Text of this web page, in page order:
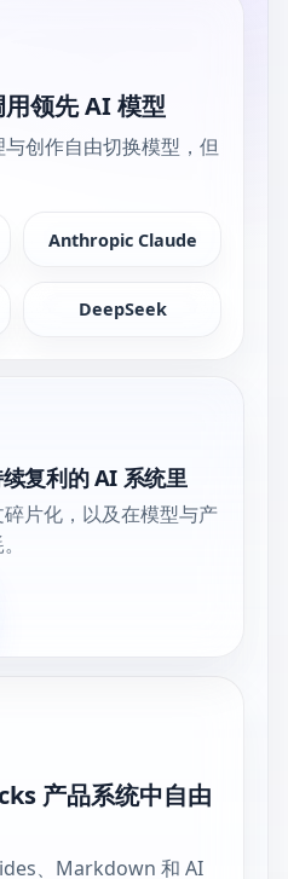
领先 AI 模型
创作自由切换模型，但
Anthropic Claude
DeepSeek
复利的 AI 系统里
片化，以及在模型与产
产品系统中自由
、Markdown 和 AI